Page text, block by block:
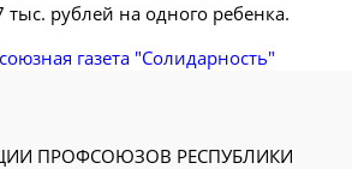
тыс. рублей на одного ребенка.
газета "Солидарность"
ПРОФСОЮЗОВ РЕСПУБЛИКИ